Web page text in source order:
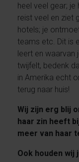
heel veel gear;
reist veel en ziet
hotels; je
teams etc. Dit is
leert en waarvan
twijfelt, bedenk
in Amerika echt
terug naar huis!
Wij zijn erg blij
haar zin heeft
meer van haar
Ook houden wij